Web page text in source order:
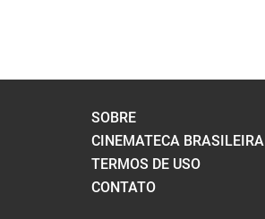
SOBRE
CINEMATECA BRASILEIRA
TERMOS DE USO
CONTATO